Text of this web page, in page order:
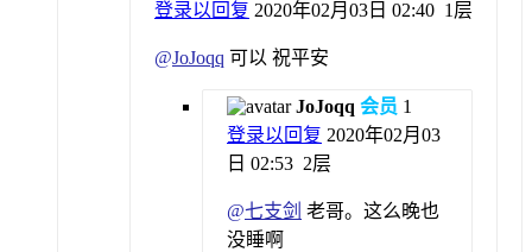
登录以回复 2020年02月03日 02:40 1层
@JoJoqq 可以 祝平安
JoJoqq 会员 1
登录以回复 2020年02月03
日 02:53 2层
@七支剑 老哥。这么晚也
没睡啊